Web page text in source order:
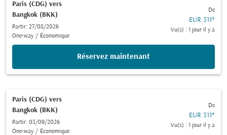
Paris (CDG) vers
Bangkok (BKK)
Partir: 27/08/2026
One-way / Économique
De
EUR 311*
Vu(s) : 1 jour il y a
Réservez maintenant
Paris (CDG) vers
Bangkok (BKK)
Partir: 03/09/2026
One-way / Économique
De
EUR 311*
Vu(s) : 1 jour il y a